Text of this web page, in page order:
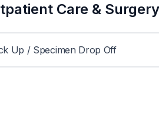
Care &
Up / Specimen Drop Off